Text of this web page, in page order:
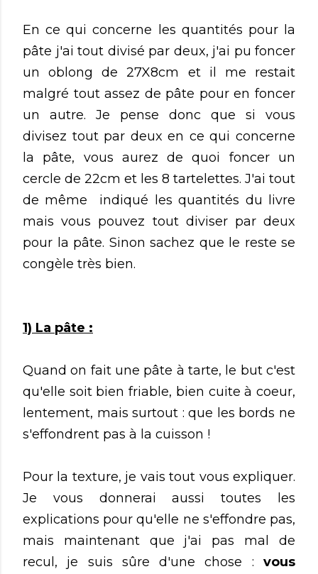
En ce qui concerne les quantités pour la
pâte j'ai tout divisé par deux, j'ai pu foncer
un oblong de 27X8cm et il me restait
malgré tout assez de pâte pour en foncer
un autre. Je pense donc que si vous
divisez tout par deux en ce qui concerne
la pâte, vous aurez de quoi foncer un
cercle de 22cm et les 8 tartelettes. J'ai tout
de même indiqué les quantités du livre
mais vous pouvez tout diviser par deux
pour la pâte. Sinon sachez que le reste se
congèle très bien.
1) La pâte :
Quand on fait une pâte à tarte, le but c'est
qu'elle soit bien friable, bien cuite à coeur,
lentement, mais surtout : que les bords ne
s'effondrent pas à la cuisson !
Pour la texture, je vais tout vous expliquer.
Je vous donnerai aussi toutes les
explications pour qu'elle ne s'effondre pas,
mais maintenant que j'ai pas mal de
recul, je suis sûre d'une chose : vous